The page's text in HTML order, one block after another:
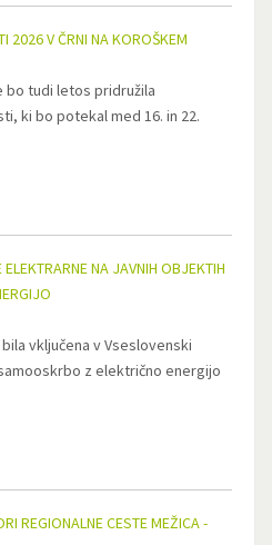
2026 V ČRNI NA KOROŠKEM
bo tudi letos pridružila
ki bo potekal med 16. in 22.
NA JAVNIH OBJEKTIH
vključena v Vseslovenski
z električno energijo
REGIONALNE CESTE MEŽICA -